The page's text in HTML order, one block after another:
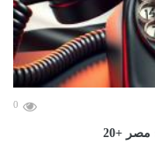
0
مصر +20